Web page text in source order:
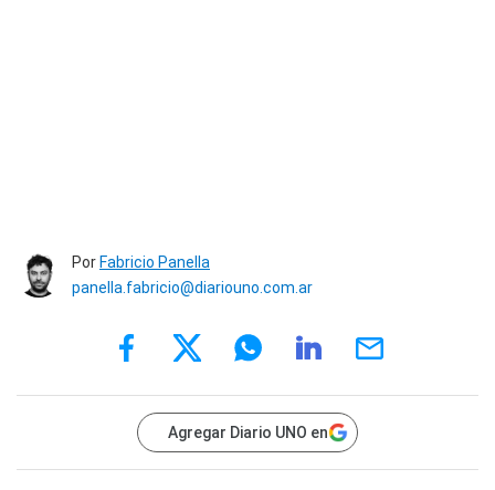
Por Fabricio Panella
panella.fabricio@diariouno.com.ar
Agregar Diario UNO en